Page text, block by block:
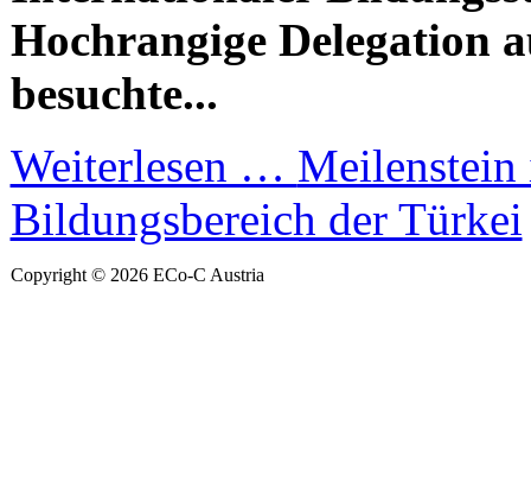
Hochrangige Delegation
besuchte...
Weiterlesen … Meilenstein
Bildungsbereich der Türkei
Copyright © 2026 ECo-C Austria